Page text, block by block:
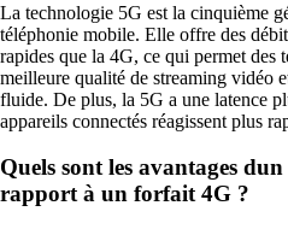
La technologie 5G est la cinquième
téléphonie mobile. Elle offre des
rapides que la 4G, ce qui permet des
meilleure qualité de streaming vidéo
fluide. De plus, la 5G a une latence
appareils connectés réagissent plus
Quels sont les avantages
rapport à un forfait 4G ?